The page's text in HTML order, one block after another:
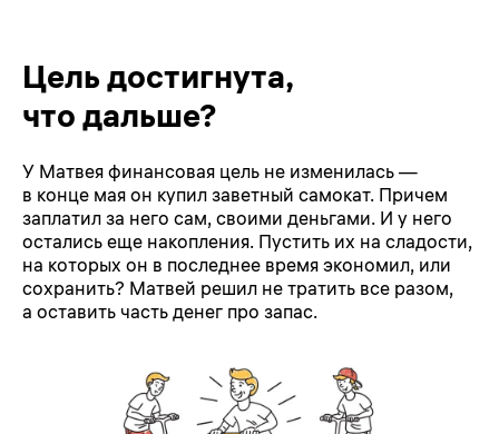
Цель достигнута,
что дальше?
У Матвея финансовая цель не изменилась —
в конце мая он купил заветный самокат. Причем
заплатил за него сам, своими деньгами. И у него
остались еще накопления. Пустить их на сладости,
на которых он в последнее время экономил, или
сохранить? Матвей решил не тратить все разом,
а оставить часть денег про запас.